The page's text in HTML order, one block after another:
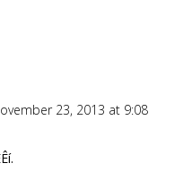
23, 2013 at 9:08